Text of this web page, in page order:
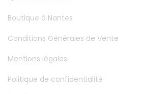
Boutique à Nantes
Conditions Générales de Vente
Mentions légales
Politique de confidentialité